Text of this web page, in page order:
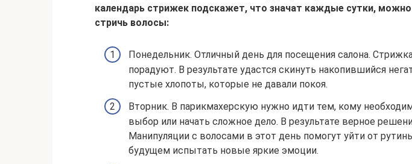
календарь стрижек подскажет, что значат каждые сутки, можно
стричь волосы:
Понедельник. Отличный день для посещения салона.
порадуют. В результате удастся скинуть накопившийся
пустые хлопоты, которые не давали покоя.
Вторник. В парикмахерскую нужно идти тем, кому
выбор или начать сложное дело. В результате верное
Манипуляции с волосами в этот день помогут уйти от
будущем испытать новые яркие эмоции.